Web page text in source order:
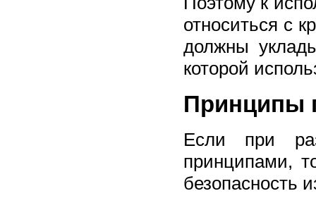
относиться с
должны
которой
Принципы
Если при
принципами,
безопасность